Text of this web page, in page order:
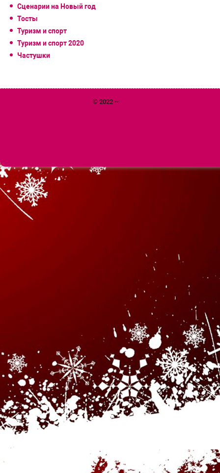
Сценарии на Новый год
Тосты
Туризм и спорт
Туризм и спорт 2020
Частушки
© 2022 ~